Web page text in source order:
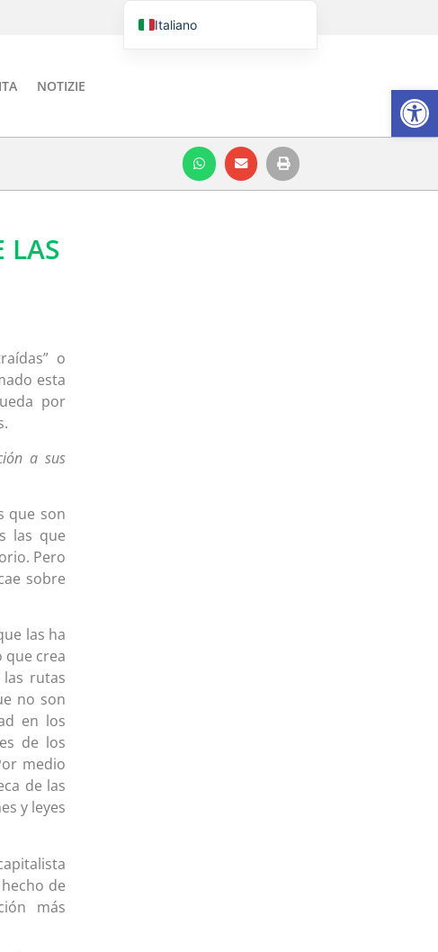
NOTIZIE
LAS
o
esta
por
a sus
que son
las que
Pero
sobre
las ha
crea
rutas
no son
en los
de los
medio
de las
y leyes
de
más
Aprire
Italiano